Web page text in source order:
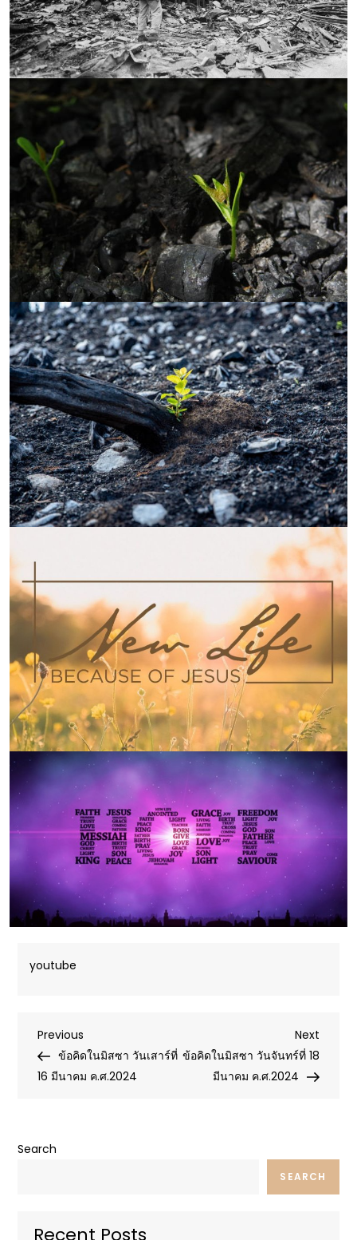
youtube
Post
navigation
Previous
Post
Previous
ข้อคิดในมิสซา วันเสาร์ที่
16 มีนาคม ค.ศ.2024
Next
Post
Next
ข้อคิดในมิสซา วันจันทร์ที่ 18
มีนาคม ค.ศ.2024
Search
SEARCH
Recent Posts